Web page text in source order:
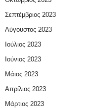
Σεπτέμβριος 2023
Αύγουστος 2023
Ιούλιος 2023
Ιούνιος 2023
Μάιος 2023
Απρίλιος 2023
Μάρτιος 2023